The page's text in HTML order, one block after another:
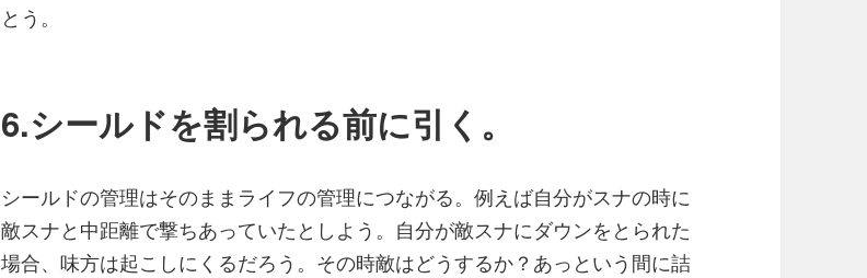
とう。
6.シールドを割られる前に引く。
シールドの管理はそのままライフの管理につながる。例えば自分がスナの時に
敵スナと中距離で撃ちあっていたとしよう。自分が敵スナにダウンをとられた
場合、味方は起こしにくるだろう。その時敵はどうするか？あっという間に詰